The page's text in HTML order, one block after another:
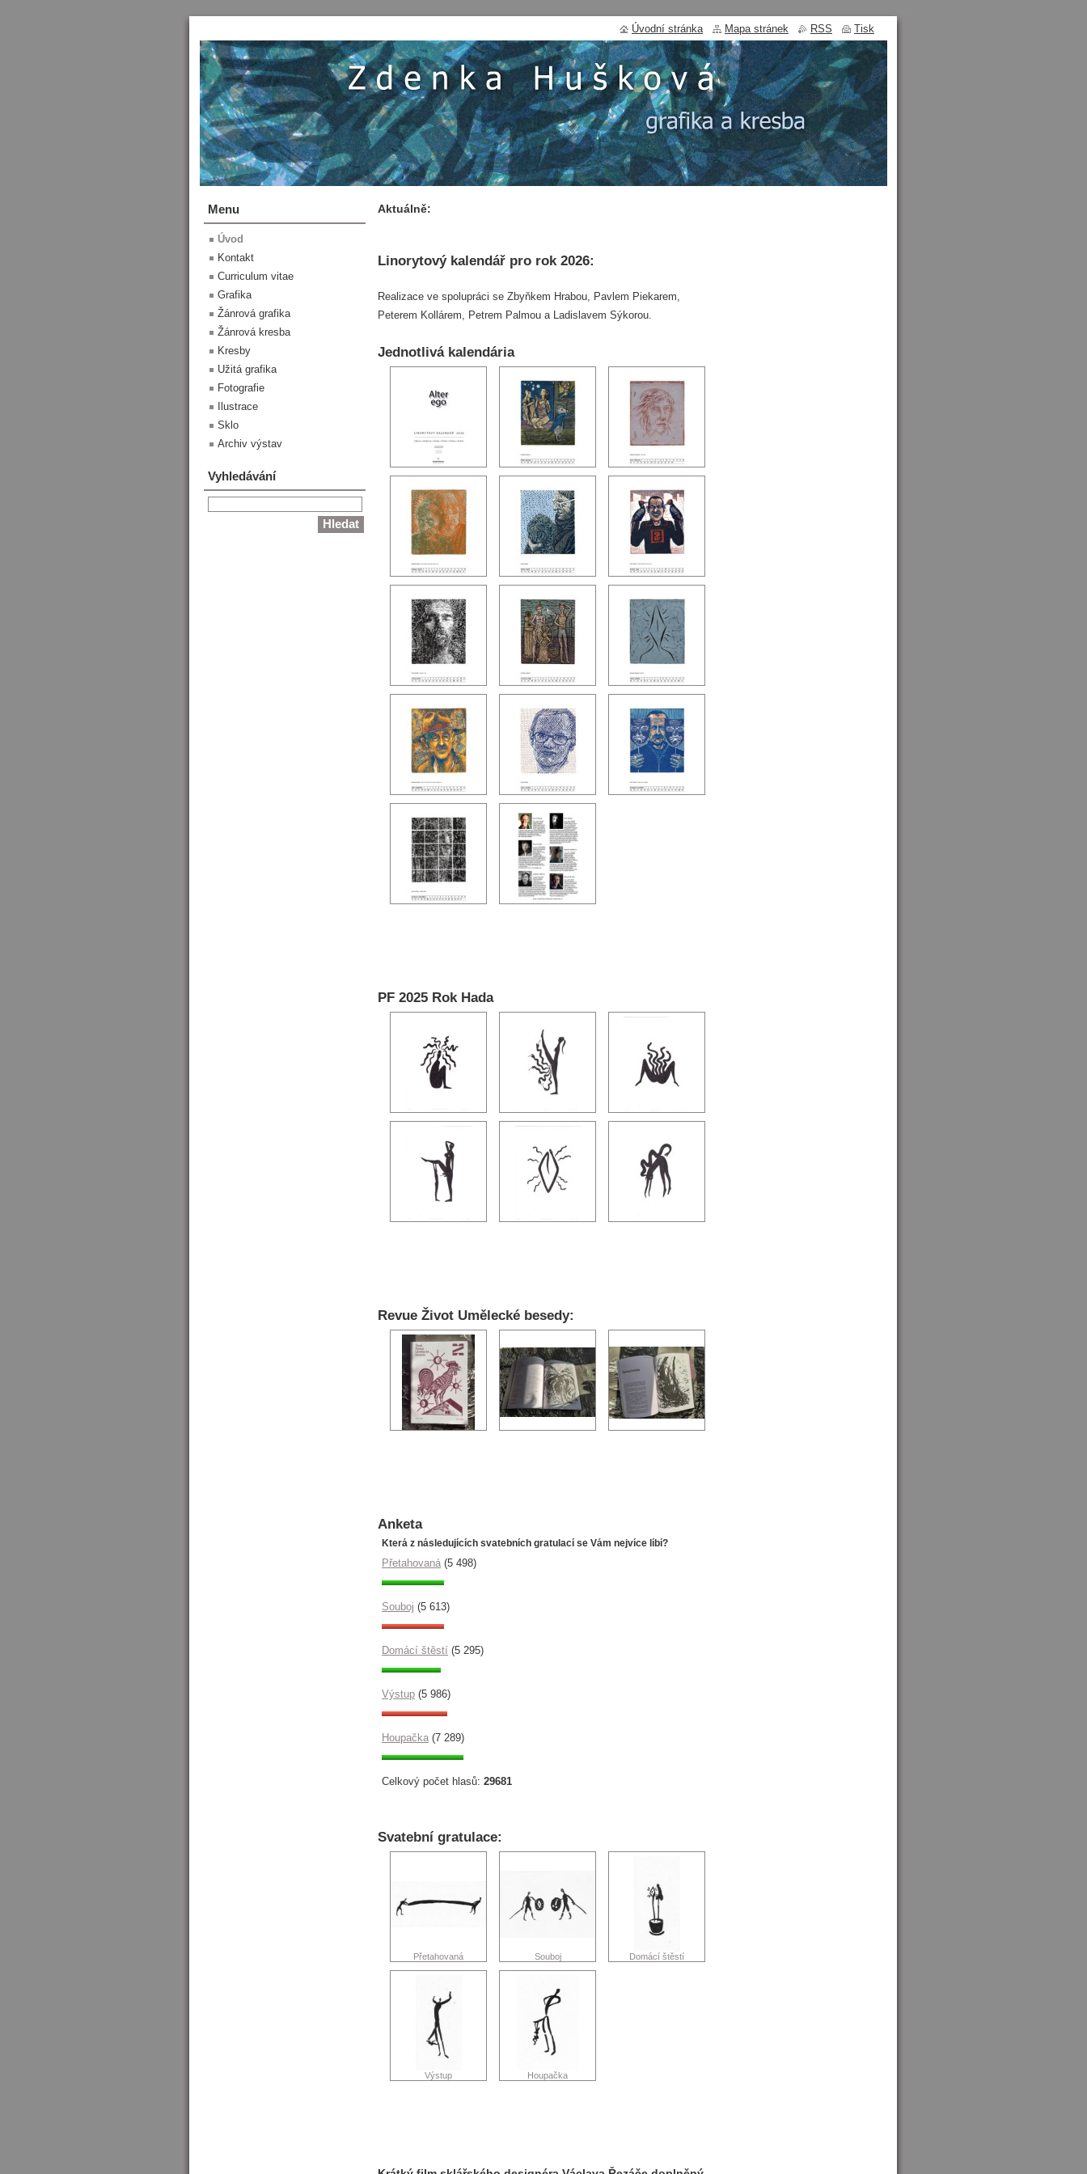
Aktuálně:
Linorytový kalendář pro rok 2026:
Realizace ve spolupráci se Zbyňkem Hrabou, Pavlem Piekarem,
Peterem Kollárem, Petrem Palmou a Ladislavem Sýkorou.
Jednotlivá kalendária
PF 2025 Rok Hada
Revue Život Umělecké besedy:
Anketa
Která z následujících svatebních gratulací se Vám nejvíce líbí?
Přetahovaná (5 498)
Souboj (5 613)
Domácí štěstí (5 295)
Výstup (5 986)
Houpačka (7 289)
Celkový počet hlasů: 29681
Svatební gratulace:
Přetahovaná Souboj Domácí štěstí
Výstup Houpačka
Menu
Úvod
Kontakt
Curriculum vitae
Grafika
Žánrová grafika
Žánrová kresba
Kresby
Užitá grafika
Fotografie
Ilustrace
Sklo
Archiv výstav
Vyhledávání
Úvodní stránka Mapa stránek RSS Tisk